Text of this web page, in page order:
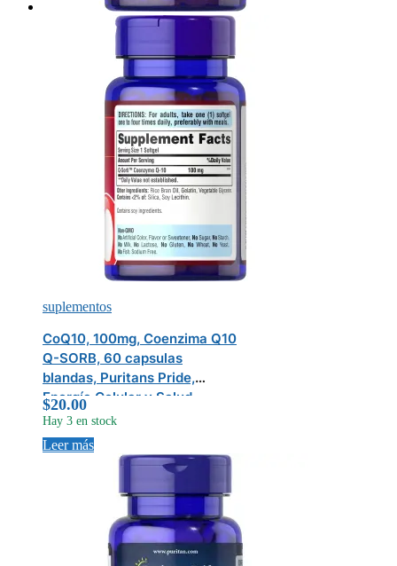
suplementos
CoQ10, 100mg, Coenzima Q10
Q-SORB, 60 capsulas
blandas, Puritans Pride,
Energía Celular y Salud
Cardiovascular
$20.00
Hay 3 en stock
Leer más